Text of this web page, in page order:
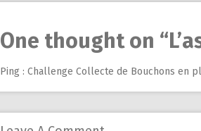
One thought on “
Ping : Challenge Collecte de Bouchons en